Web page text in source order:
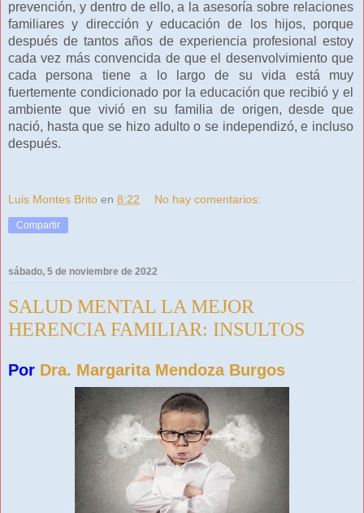
prevención, y dentro de ello, a la asesoría sobre relaciones
familiares y dirección y educación de los hijos, porque
después de tantos años de experiencia profesional estoy
cada vez más convencida de que el desenvolvimiento que
cada persona tiene a lo largo de su vida está muy
fuertemente condicionado por la educación que recibió y el
ambiente que vivió en su familia de origen, desde que
nació, hasta que se hizo adulto o se independizó, e incluso
después.
Luis Montes Brito en 8:22 No hay comentarios:
Compartir
sábado, 5 de noviembre de 2022
SALUD MENTAL LA MEJOR
HERENCIA FAMILIAR: INSULTOS
Por Dra. Margarita Mendoza Burgos